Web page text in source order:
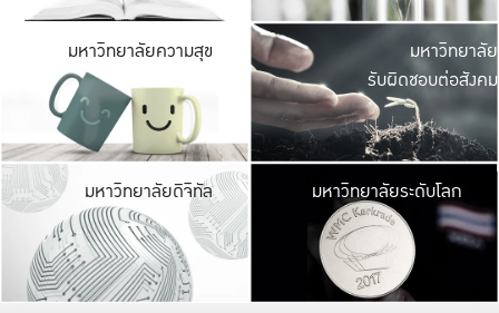
มหาวิทยาลัยความสุข มหาวิ
ค
เปิดประ
และพบเรื่องราวใ
มหาวิทยาลัย
รับผิดชอบต่อสังคม
มหาวิทยาลัยดิจิทัล มหาวิ
เปลี่ยนแปลง แล
เพื่อทำง
ระบบสารสนเทศ
มหาวิทยาลัยระดับโลก